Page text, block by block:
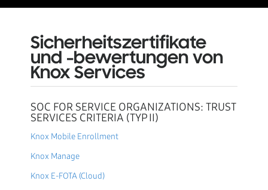
Sicherheitszertifikate
und -bewertungen von
Knox Services
SOC FOR SERVICE ORGANIZATIONS: TRUST
SERVICES CRITERIA (TYP II)
Knox Mobile Enrollment
Knox Manage
Knox E-FOTA (Cloud)